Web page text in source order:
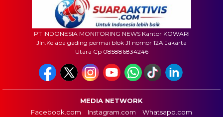
PT INDONESIA MONITORING NEWS Kantor KOWARI
Jln.Kelapa gading permai blok J1 nomor 12A Jakarta
Utara Cp 085886834246
MEDIA NETWORK
Facebook.com
Instagram.com Whatsapp.com